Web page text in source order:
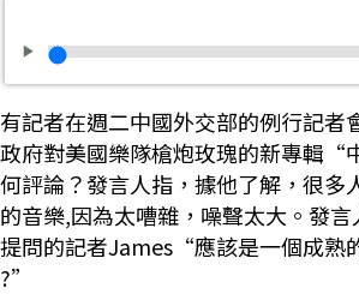
有記者在週二中國外交部的例行記者
政府對美國樂隊槍炮玫瑰的新專輯“
何評論？發言人指，據他了解，很多
的音樂,因為太嘈雜，噪聲太大。發
提問的記者James“應該是一個成熟
?”